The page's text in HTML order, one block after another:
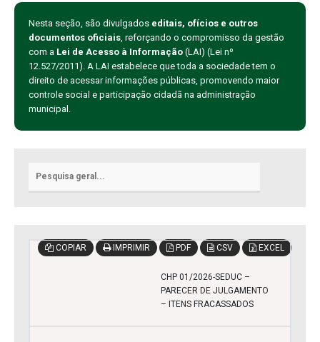
Nesta seção, são divulgados editais, ofícios e outros
documentos oficiais, reforçando o compromisso da gestão
com a Lei de Acesso à Informação (LAI) (Lei nº
12.527/2011). A LAI estabelece que toda a sociedade tem o
direito de acessar informações públicas, promovendo maior
controle social e participação cidadã na administração
municipal.
COPIAR IMPRIMIR PDF CSV EXCEL
CHP 01/2026-SEDUC –
PARECER DE JULGAMENTO
– ITENS FRACASSADOS